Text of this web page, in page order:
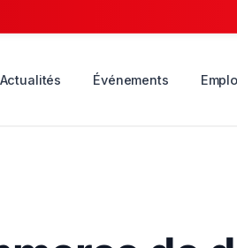
Actualités Événements